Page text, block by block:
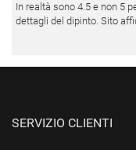
In realtà sono 4.5 e non 5
dettagli del dipinto. Sito
SERVIZIO CLIENTI